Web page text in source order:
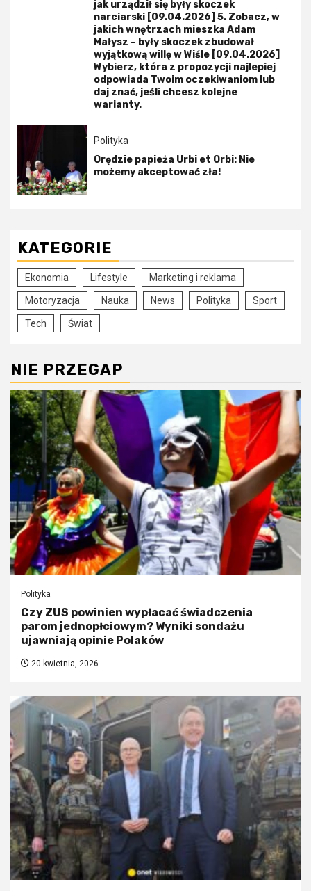
jak urządził się były skoczek
narciarski [09.04.2026] 5. Zobacz, w
jakich wnętrzach mieszka Adam
Małysz – były skoczek zbudował
wyjątkową willę w Wiśle [09.04.2026]
Wybierz, która z propozycji najlepiej
odpowiada Twoim oczekiwaniom lub
daj znać, jeśli chcesz kolejne
warianty.
Polityka
Orędzie papieża Urbi et Orbi: Nie
możemy akceptować zła!
KATEGORIE
Ekonomia Lifestyle Marketing i reklama
Motoryzacja Nauka News Polityka Sport
Tech Świat
NIE PRZEGAP
Polityka
Czy ZUS powinien wypłacać świadczenia
parom jednopłciowym? Wyniki sondażu
ujawniają opinie Polaków
20 kwietnia, 2026